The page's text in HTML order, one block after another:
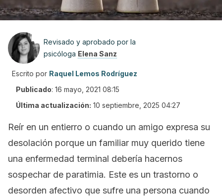
Revisado y aprobado por la
psicóloga Elena Sanz
Escrito por Raquel Lemos Rodríguez
Publicado: 16 mayo, 2021 08:15
Última actualización: 10 septiembre, 2025 04:27
Reír en un entierro o cuando un amigo expresa su
desolación porque un familiar muy querido tiene
una enfermedad terminal debería hacernos
sospechar de paratimia. Este es un trastorno o
desorden afectivo que sufre una persona cuando